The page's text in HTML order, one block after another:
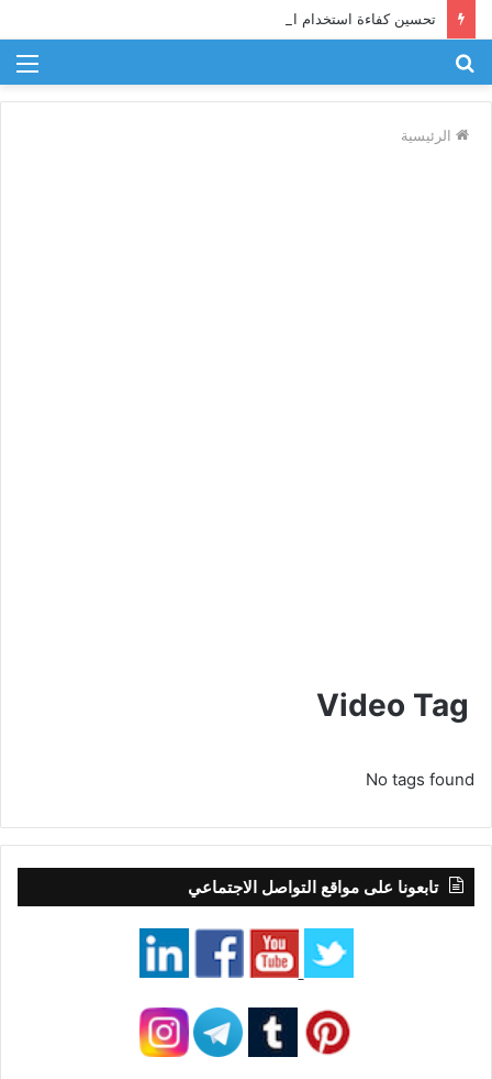
تحسين كفاءة استخدام الطاقة في الصناعة
الرئيسية
Video Tag
No tags found
تابعونا على مواقع التواصل الاجتماعي